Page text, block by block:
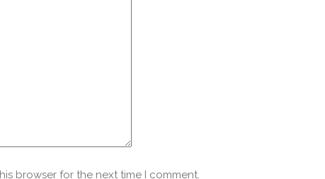
browser for the next time I comment.